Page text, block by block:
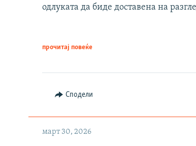
одлуката да биде доставена на
прочитај повеќе
Сподели
март 30, 2026